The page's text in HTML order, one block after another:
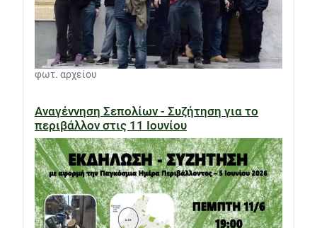
φωτ. αρχείου
Αναγέννηση Σεπολίων - Συζήτηση για το
περιβάλλον στις 11 Ιουνίου